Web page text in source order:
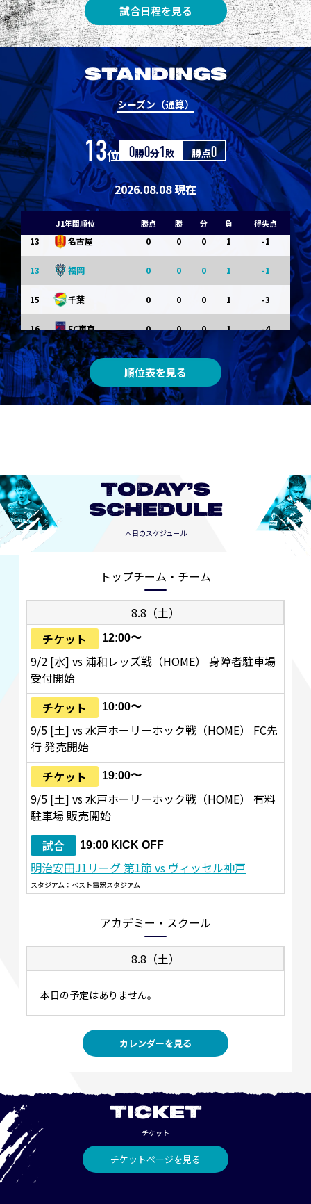
試合日程を見る
STANDINGS
シーズン（通算）
13位 0勝0分1敗 勝点0
2026.08.08 現在
J1年間順位 勝点 勝 分 負 得失点
5 柏 3 1 0 1
5 Ｃ大阪 3 1 0 0 1
3 1 0 1
7 神戸 3 1 0 0 1
浦和 0 0 1 -1
9 横浜FM 0 0 1 -1
11 水戸 0 0 1 -1
11 岡山 0 0 0 1 -1
13 名古屋 0 0 0 1 -1
13 福岡 0 0 0 1 -1
15 千葉 0 0 0 1 -3
16 FC東京 0 0 0 1 -4
東京Ｖ 0 0 0 0
川崎Ｆ 0 0 0 0 0
順位表を見る
TODAY’S
SCHEDULE
本日のスケジュール
トップチーム・チーム
8.8（土）
チケット
12:00〜
9/2 [水] vs 浦和レッズ戦（HOME） 身障者駐車場
受付開始
チケット
10:00〜
9/5 [土] vs 水戸ホーリーホック戦（HOME） FC先
行 発売開始
チケット
19:00〜
9/5 [土] vs 水戸ホーリーホック戦（HOME） 有料
駐車場 販売開始
試合
19:00 KICK OFF
明治安田J1リーグ 第1節 vs ヴィッセル神戸
スタジアム：ベスト電器スタジアム
アカデミー・スクール
8.8（土）
本日の予定はありません。
カレンダーを見る
TICKET
チケット
チケットページを見る